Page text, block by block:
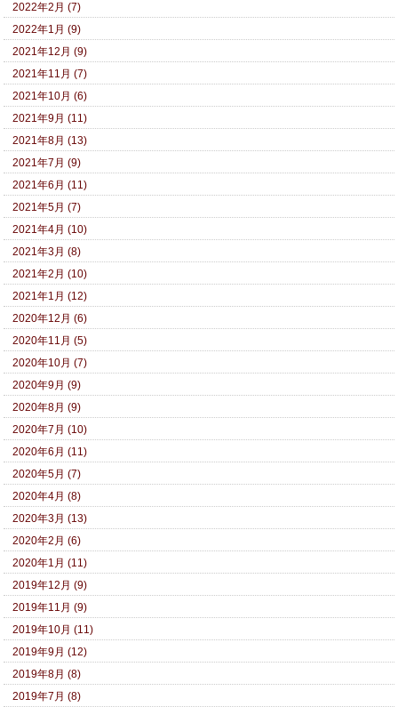
2022年2月 (7)
2022年1月 (9)
2021年12月 (9)
2021年11月 (7)
2021年10月 (6)
2021年9月 (11)
2021年8月 (13)
2021年7月 (9)
2021年6月 (11)
2021年5月 (7)
2021年4月 (10)
2021年3月 (8)
2021年2月 (10)
2021年1月 (12)
2020年12月 (6)
2020年11月 (5)
2020年10月 (7)
2020年9月 (9)
2020年8月 (9)
2020年7月 (10)
2020年6月 (11)
2020年5月 (7)
2020年4月 (8)
2020年3月 (13)
2020年2月 (6)
2020年1月 (11)
2019年12月 (9)
2019年11月 (9)
2019年10月 (11)
2019年9月 (12)
2019年8月 (8)
2019年7月 (8)